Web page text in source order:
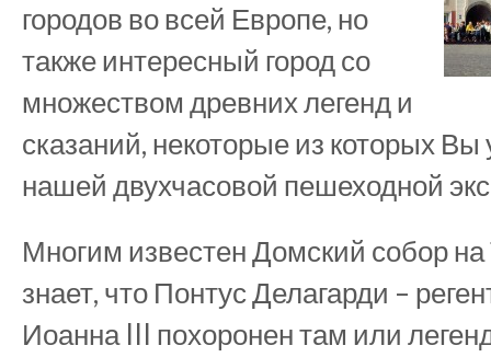
городов во всей Европе, но
также интересный город со
множеством древних легенд и
сказаний, некоторые из которых
нашей двухчасовой пешеходной
Многим известен Домский собор
знает, что Понтус Делагарди –
Иоанна III похоронен там или